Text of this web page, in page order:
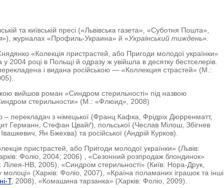
та київській пресі («Львівська газета», «Суботня Пошта»,
»), журналах «Профиль-Украина» й «Український тиждень».
«Колекція пристрастей, або Пригоди молодої українки»
у 2004 році в Польщі й одразу ж увійшла в десятку бестселерів.
і видана російською — «Коллекция страстей» (М.:
вийшов роман «Синдром стерильності» під назвою
стерильности» (М.: «Флюид», 2008)
– перекладач з німецької (Франц Кафка, Фрідріх Дюрренматт,
Германн, Стефан Цвайґ), польської (Чеслав Мілош, Збігнев
Ян Бжехва) та російської (Андрій Курков).
пристрастей, або Пригоди молодої українки» (Львів:
Фоліо, 2004; 2006) , «Сезонний розпродаж блондинок»
Лілея-НВ, 2005), «Синдром стерильності» (Київ: Нора-Друк,
(Харків: Фоліо, 2007), «Країна поламаних іграшок та інші
Т, 2008), «Комашина тарзанка» (Харків: Фоліо, 2009).